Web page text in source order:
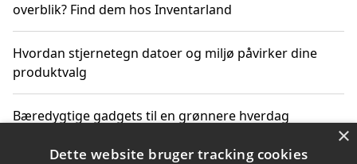
overblik? Find dem hos Inventarland
Hvordan stjernetegn datoer og miljø påvirker dine
produktvalg
Bæredygtige gadgets til en grønnere hverdag
×
Dette website bruger tracking cookies